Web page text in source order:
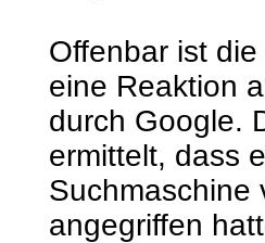
Offenbar ist
eine Reaktion
durch Google.
ermittelt, dass
Suchmaschine
angegriffen